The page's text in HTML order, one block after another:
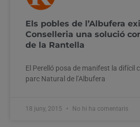
Els pobles de l’Albufera
Conselleria una solució
de la Rantella
El Perelló posa de manifest la difícil
parc Natural de l’Albufera
18 juny, 2015 No hi ha comentaris